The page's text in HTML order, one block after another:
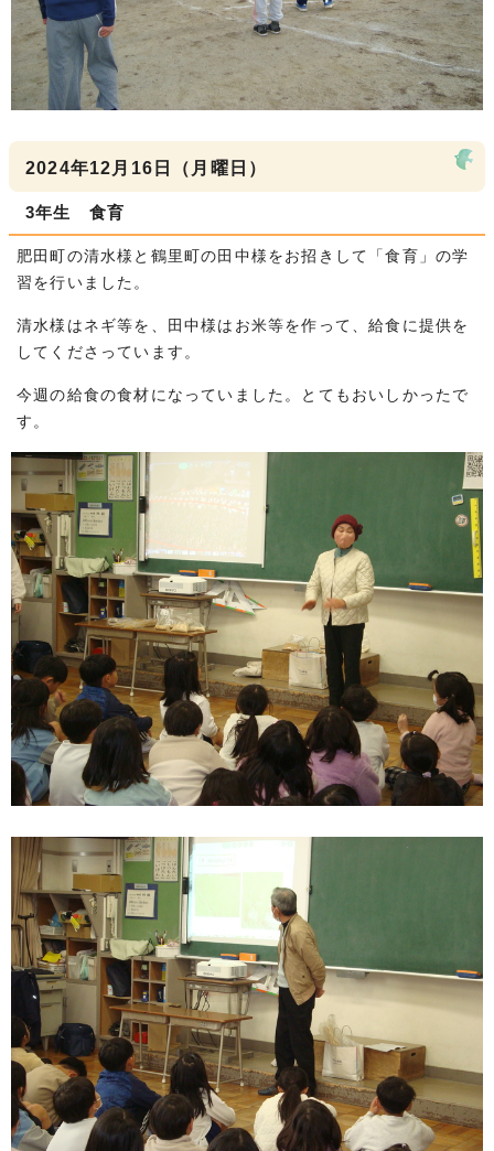
2024年12月16日（月曜日）
3年生 食育
肥田町の清水様と鶴里町の田中様をお招きして「食育」の学
習を行いました。
清水様はネギ等を、田中様はお米等を作って、給食に提供を
してくださっています。
今週の給食の食材になっていました。とてもおいしかったで
す。